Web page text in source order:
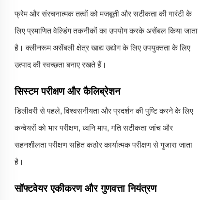
फ्रेम और संरचनात्मक तत्वों को मजबूती और सटीकता की गारंटी के
लिए प्रमाणित वेल्डिंग तकनीकों का उपयोग करके असेंबल किया जाता
है। क्लीनरूम असेंबली क्षेत्र खाद्य उद्योग के लिए उपयुक्तता के लिए
उत्पाद की स्वच्छता बनाए रखते हैं।
सिस्टम परीक्षण और कैलिब्रेशन
डिलीवरी से पहले, विश्वसनीयता और प्रदर्शन की पुष्टि करने के लिए
कन्वेयरों को भार परीक्षण, ध्वनि माप, गति सटीकता जांच और
सहनशीलता परीक्षण सहित कठोर कार्यात्मक परीक्षण से गुजारा जाता
है।
सॉफ्टवेयर एकीकरण और गुणवत्ता नियंत्रण